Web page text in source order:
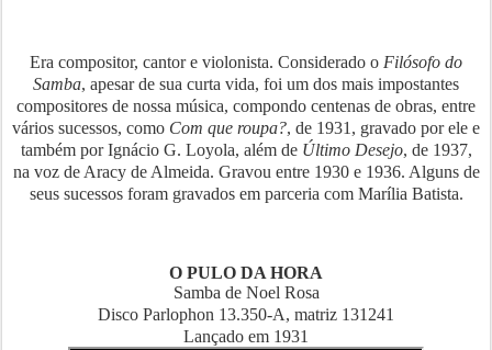
Era compositor, cantor e violonista. Considerado o Filósofo do
Samba, apesar de sua curta vida, foi um dos mais impostantes
compositores de nossa música, compondo centenas de obras, entre
vários sucessos, como Com que roupa?, de 1931, gravado por ele e
também por Ignácio G. Loyola, além de Último Desejo, de 1937,
na voz de Aracy de Almeida. Gravou entre 1930 e 1936. Alguns de
seus sucessos foram gravados em parceria com Marília Batista.
O PULO DA HORA
Samba de Noel Rosa
Disco Parlophon 13.350-A, matriz 131241
Lançado em 1931